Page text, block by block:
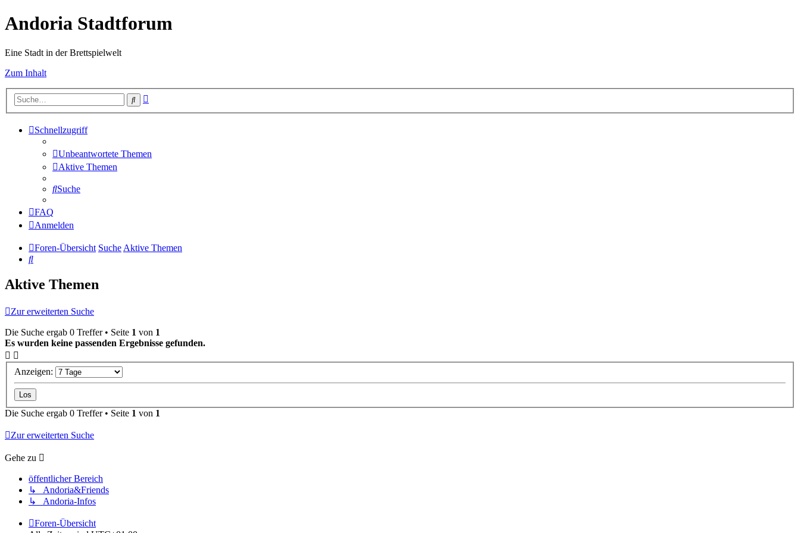
Andoria Stadtforum
Eine Stadt in der Brettspielwelt
Zum Inhalt
Suche
Schnellzugriff
Unbeantwortete Themen
Aktive Themen
Suche
FAQ
Anmelden
Foren-Übersicht SucheAktive Themen
Suche
Aktive Themen
Zur erweiterten Suche
Die Suche ergab 0 Treffer • Seite 1 von 1
Es wurden keine passenden Ergebnisse gefunden.
Anzeigen:
Die Suche ergab 0 Treffer • Seite 1 von 1
Zur erweiterten Suche
Gehe zu
öffentlicher Bereich
↳ Andoria&Friends
↳ Andoria-Infos
Foren-Übersicht